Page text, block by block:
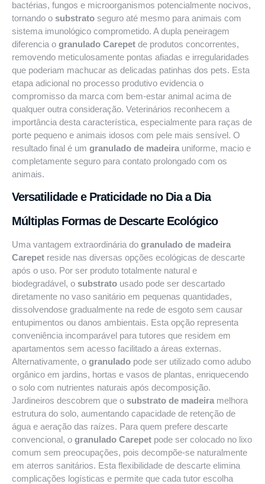
bactérias, fungos e microorganismos potencialmente nocivos,
tornando o substrato seguro até mesmo para animais com
sistema imunológico comprometido. A dupla peneiragem
diferencia o granulado Carepet de produtos concorrentes,
removendo meticulosamente pontas afiadas e irregularidades
que poderiam machucar as delicadas patinhas dos pets. Esta
etapa adicional no processo produtivo evidencia o
compromisso da marca com bem-estar animal acima de
qualquer outra consideração. Veterinários reconhecem a
importância desta característica, especialmente para raças de
porte pequeno e animais idosos com pele mais sensível. O
resultado final é um granulado de madeira uniforme, macio e
completamente seguro para contato prolongado com os
animais.
Versatilidade e Praticidade no Dia a Dia
Múltiplas Formas de Descarte Ecológico
Uma vantagem extraordinária do granulado de madeira
Carepet reside nas diversas opções ecológicas de descarte
após o uso. Por ser produto totalmente natural e
biodegradável, o substrato usado pode ser descartado
diretamente no vaso sanitário em pequenas quantidades,
dissolvendose gradualmente na rede de esgoto sem causar
entupimentos ou danos ambientais. Esta opção representa
conveniência incomparável para tutores que residem em
apartamentos sem acesso facilitado a áreas externas.
Alternativamente, o granulado pode ser utilizado como adubo
orgânico em jardins, hortas e vasos de plantas, enriquecendo
o solo com nutrientes naturais após decomposição.
Jardineiros descobrem que o substrato de madeira melhora
estrutura do solo, aumentando capacidade de retenção de
água e aeração das raízes. Para quem prefere descarte
convencional, o granulado Carepet pode ser colocado no lixo
comum sem preocupações, pois decompõe-se naturalmente
em aterros sanitários. Esta flexibilidade de descarte elimina
complicações logísticas e permite que cada tutor escolha